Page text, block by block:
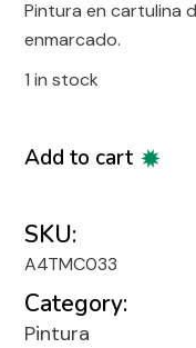
Pintura en cartulina
enmarcado.
1 in stock
Add to cart
SKU:
A4TMC033
Category:
Pintura